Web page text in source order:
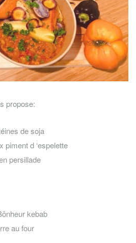
propose:
de soja
piment d ‘espelette
persillade
kebab
au four